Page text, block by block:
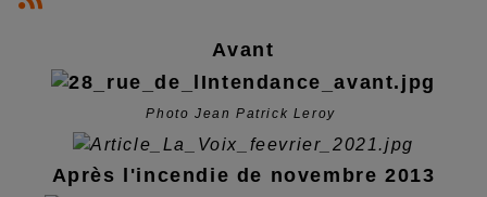
Avant
Photo Jean Patrick Leroy
Après l'incendie de novembre 2013